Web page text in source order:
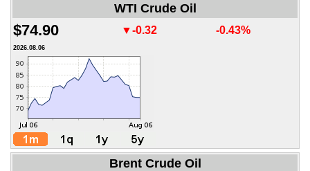
WTI Crude Oil
$74.90 ▼-0.32 -0.43%
2026.08.06
Brent Crude Oil